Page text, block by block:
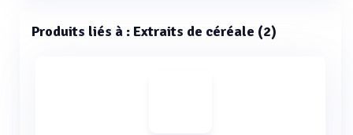
Produits liés à : Extraits de céréale (2)